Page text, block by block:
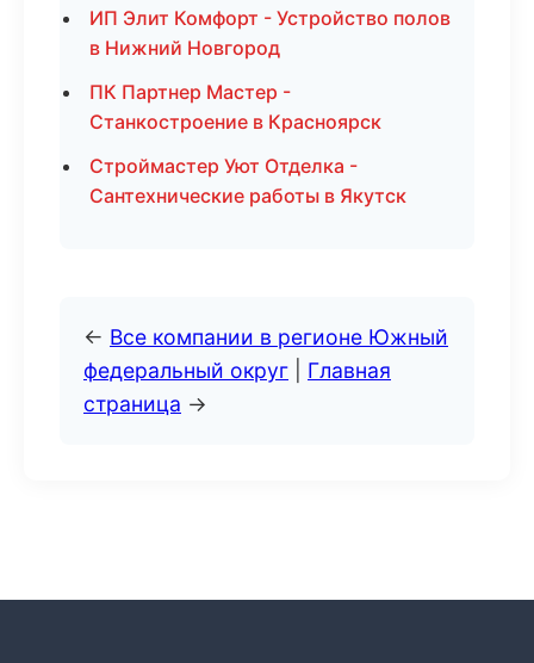
ИП Элит Комфорт - Устройство полов
в Нижний Новгород
ПК Партнер Мастер -
Станкостроение в Красноярск
Строймастер Уют Отделка -
Сантехнические работы в Якутск
← Все компании в регионе Южный
федеральный округ
Главная
страница →